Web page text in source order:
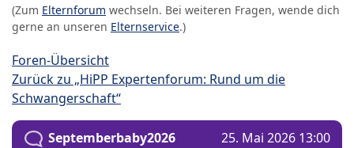
(Zum Elternforum wechseln. Bei weiteren Fragen, wende dich
gerne an unseren Elternservice.)
Foren-Übersicht
Zurück zu „HiPP Expertenforum: Rund um die
Schwangerschaft“
Septemberbaby2026 25. Mai 2026 13:00